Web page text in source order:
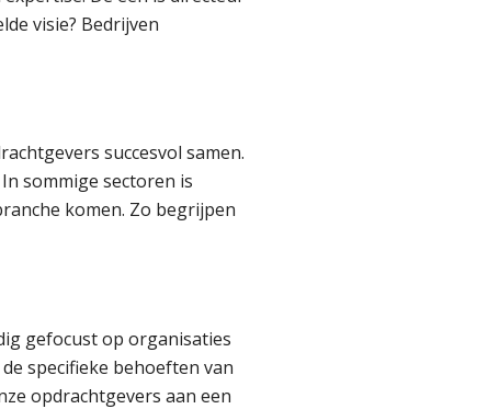
visie? Bedrijven
succesvol samen.
sommige sectoren is
komen. Zo begrijpen
gefocust op organisaties
specifieke behoeften van
opdrachtgevers aan een